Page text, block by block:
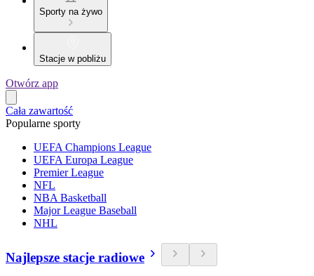
Sporty na żywo
Stacje w pobliżu
Otwórz app
Cała zawartość
Popularne sporty
UEFA Champions League
UEFA Europa League
Premier League
NFL
NBA Basketball
Major League Baseball
NHL
Najlepsze stacje radiowe